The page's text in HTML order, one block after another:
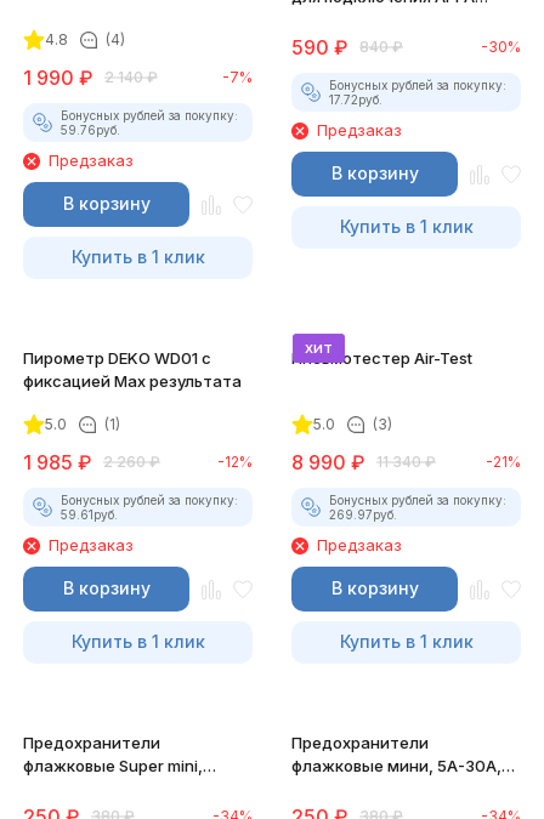
4.8 (4)
1 990 ₽ 2 140 ₽ -7%
Бонусных рублей за покупку:
59.76руб.
Предзаказ
В корзину
Купить в 1 клик
590 ₽ 840 ₽ -30%
Бонусных рублей за покупку:
17.72руб.
Предзаказ
В корзину
Купить в 1 клик
Пирометр DEKO WD01 с
фиксацией Max результата
5.0 (1)
1 985 ₽ 2 260 ₽ -12%
Бонусных рублей за покупку:
59.61руб.
Предзаказ
В корзину
Купить в 1 клик
хит
Пневмотестер Air-Test
5.0 (3)
8 990 ₽ 11 340 ₽ -21%
Бонусных рублей за покупку:
269.97руб.
Предзаказ
В корзину
Купить в 1 клик
Предохранители
флажковые Super mini,
Предохранители
флажковые мини, 5А-30А,